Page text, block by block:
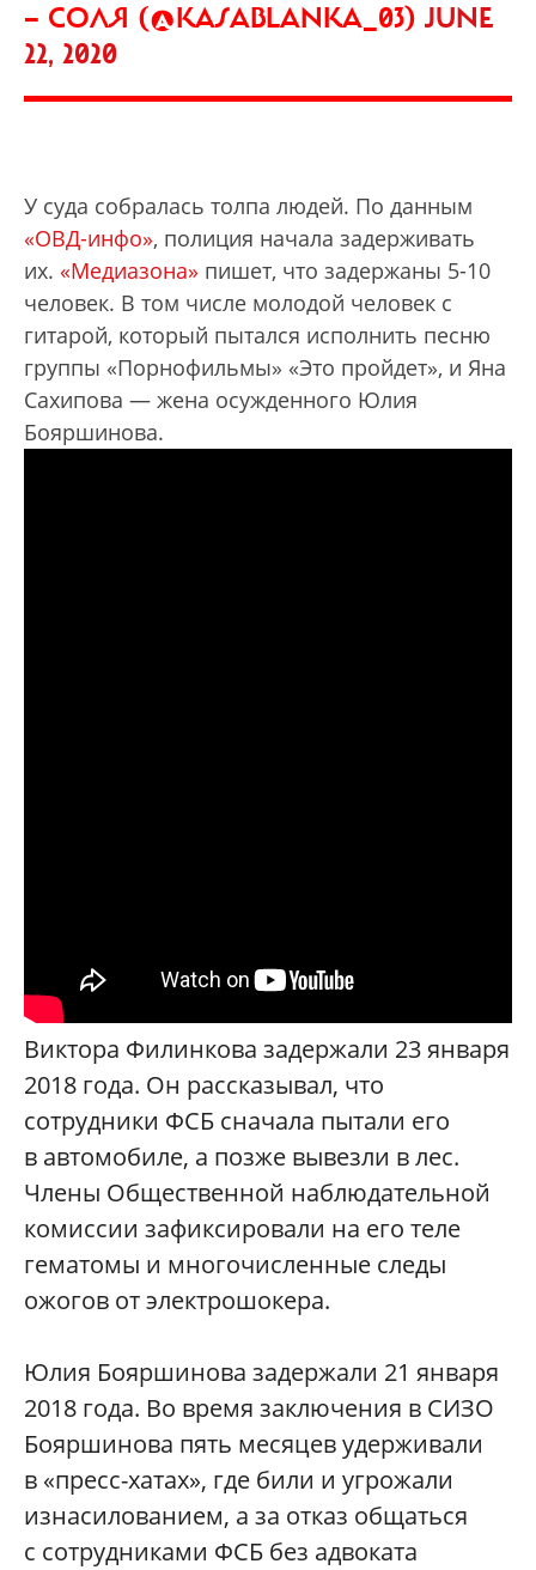
— СОЛЯ (@KASABLANKA_03) JUNE
22, 2020
У суда собралась толпа людей. По данным
«ОВД-инфо», полиция начала задерживать
их. «Медиазона» пишет, что задержаны 5-10
человек. В том числе молодой человек с
гитарой, который пытался исполнить песню
группы «Порнофильмы» «Это пройдет», и Яна
Сахипова — жена осужденного Юлия
Бояршинова.
Виктора Филинкова задержали 23 января
2018 года. Он рассказывал, что
сотрудники ФСБ сначала пытали его
в автомобиле, а позже вывезли в лес.
Члены Общественной наблюдательной
комиссии зафиксировали на его теле
гематомы и многочисленные следы
ожогов от электрошокера.
Юлия Бояршинова задержали 21 января
2018 года. Во время заключения в СИЗО
Бояршинова пять месяцев удерживали
в «пресс-хатах», где били и угрожали
изнасилованием, а за отказ общаться
с сотрудниками ФСБ без адвоката